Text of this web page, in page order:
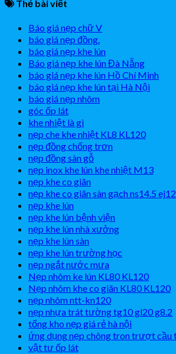
Thẻ bài viết
Báo giá nẹp chữ V
báo giá nẹp đồng.
báo giá nẹp khe lún
Báo giá nẹp khe lún Đà Nẵng
báo giá nẹp khe lún Hồ Chí Minh
báo giá nẹp khe lún tại Hà Nội
báo giá nẹp nhôm
góc ốp lát
khe nhiệt là gì
nẹp che khe nhiệt KL8 KL120
nẹp đồng chống trơn
nẹp đồng sàn gỗ
nẹp inox khe lún khe nhiệt M13
nẹp khe co giãn
nẹp khe co giãn sàn gạch ns14.5
nẹp khe lún
nẹp khe lún bệnh viện
nẹp khe lún nhà xưởng
nẹp khe lún sàn
nẹp khe lún trường học
nẹp ngắt nước mưa
Nẹp nhôm ke lún KL80 KL120
Nẹp nhôm khe co giãn KL80 KL120
nẹp nhôm ntt-kn120
nẹp nhựa trát tường tg10 gl20 g8.2
tổng kho nẹp giá rẻ hà nội
ứng dụng nẹp chông tron trượt cầu
vật tư ốp lát